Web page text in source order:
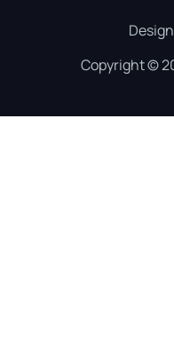
Copyright ©